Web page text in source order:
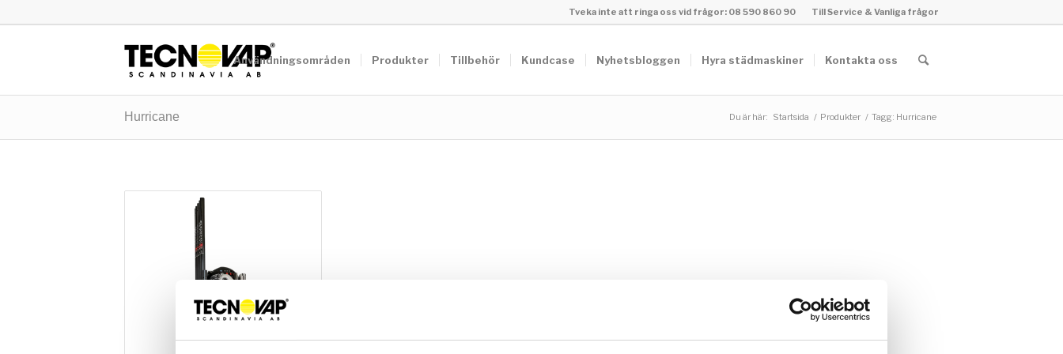
Till Service & Vanliga frågor
Tveka inte att ringa oss vid frågor: 08 590 860 90
Användningsområden Produkter Tillbehör Kundcase Nyhetsbloggen Hyra städmaskiner Kontakta oss
Hurricane Du är här: Startsida / Produkter / Tagg: Hurricane